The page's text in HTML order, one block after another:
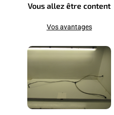
Vous allez être content
Vos avantages